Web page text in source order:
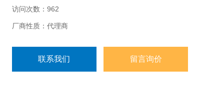
最高检测量* 200件/分钟
皮带速度 10~60米/分钟
访问次数：962
厂商性质：代理商
联系我们 留言询价